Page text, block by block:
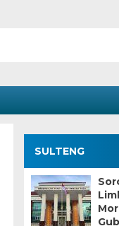
SULTENG